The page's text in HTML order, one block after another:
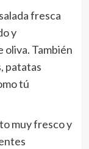
fresca
y
oliva. También
patatas
tú
muy fresco y